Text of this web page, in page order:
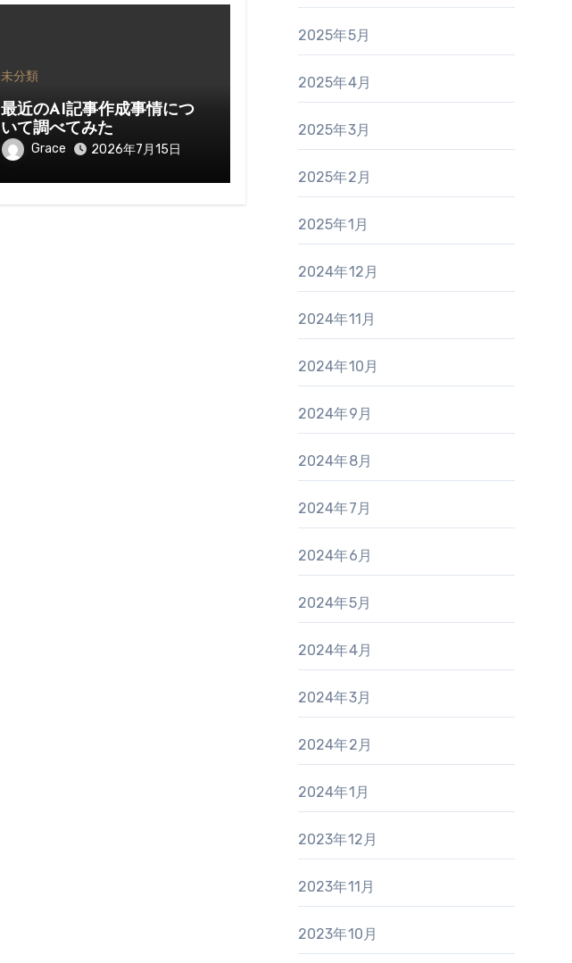
未分類
最近のAI記事作成事情につ
いて調べてみた
Grace 2026年7月15日
2025年5月
2025年4月
2025年3月
2025年2月
2025年1月
2024年12月
2024年11月
2024年10月
2024年9月
2024年8月
2024年7月
2024年6月
2024年5月
2024年4月
2024年3月
2024年2月
2024年1月
2023年12月
2023年11月
2023年10月